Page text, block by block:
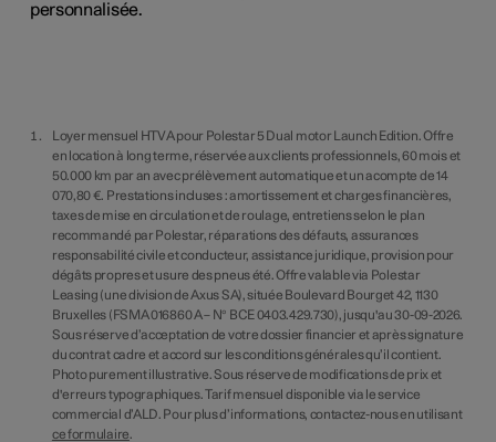
personnalisée.
Loyer mensuel HTVA pour Polestar 5 Dual motor Launch Edition. Offre
en location à long terme, réservée aux clients professionnels, 60 mois et
50.000 km par an avec prélèvement automatique et un acompte de 14
070,80 €. Prestations incluses : amortissement et charges financières,
taxes de mise en circulation et de roulage, entretiens selon le plan
recommandé par Polestar, réparations des défauts, assurances
responsabilité civile et conducteur, assistance juridique, provision pour
dégâts propres et usure des pneus été. Offre valable via Polestar
Leasing (une division de Axus SA), située Boulevard Bourget 42, 1130
Bruxelles (FSMA 016860 A – N° BCE 0403.429.730), jusqu'au 30-09-2026.
Sous réserve d’acceptation de votre dossier financier et après signature
du contrat cadre et accord sur les conditions générales qu’il contient.
Photo purement illustrative. Sous réserve de modifications de prix et
d'erreurs typographiques. Tarif mensuel disponible via le service
commercial d’ALD. Pour plus d’informations, contactez-nous en utilisant
ce formulaire.